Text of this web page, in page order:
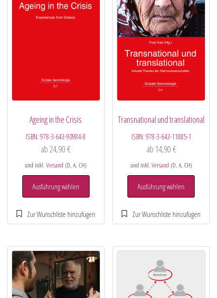
Ageing in the Crisis
ISBN:978-3-643-90984-8
ab 24,90€
und inkl.Versand (D, A, CH)
Ausführung wählen
Transnational und translational
ISBN: 978-3-643-11885-1
ab 14,90 €
und inkl. Versand (D, A, CH)
Ausführung wählen